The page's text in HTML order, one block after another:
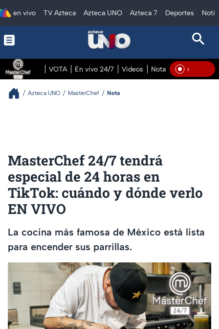
en vivo TV Azteca Azteca UNO Azteca 7 Deportes
VOTA En vivo 24/7 Videos Notas En vivo En
Azteca UNO MasterChef Nota
MasterChef 24/7 tendrá
especial de 24 horas en
TikTok: cuándo y dónde verlo
EN VIVO
La cocina más famosa de México está lista
para encender sus parrillas.